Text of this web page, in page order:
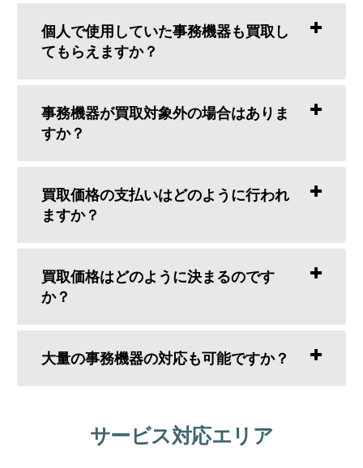
個人で使用していた事務機器も買取し
てもらえますか？
事務機器が買取対象外の場合はありま
すか？
買取価格の支払いはどのように行われ
ますか？
買取価格はどのように決まるのです
か？
大量の事務機器の対応も可能ですか？
サービス対応エリア